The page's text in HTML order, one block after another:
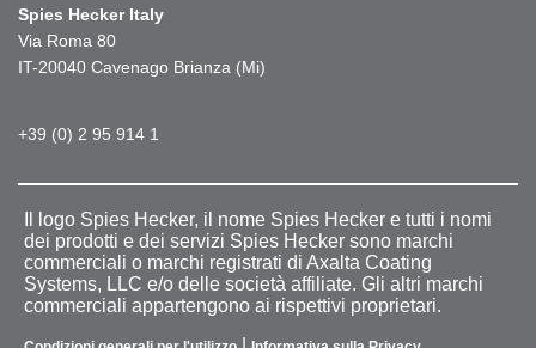
Spies Hecker Italy
Via Roma 80
IT-20040 Cavenago Brianza (Mi)
+39 (0) 2 95 914 1
Il logo Spies Hecker, il nome Spies Hecker e tutti i nomi
dei prodotti e dei servizi Spies Hecker sono marchi
commerciali o marchi registrati di Axalta Coating
Systems, LLC e/o delle società affiliate. Gli altri marchi
commerciali appartengono ai rispettivi proprietari.